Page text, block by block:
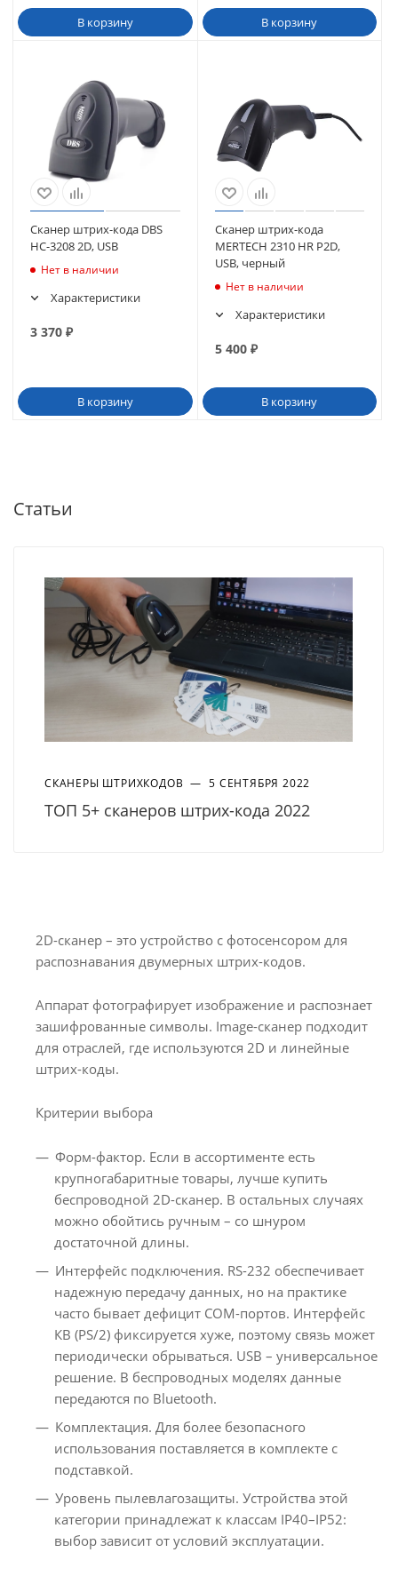
В корзину В корзину
Сканер штрих-кода DBS
HC-3208 2D, USB
Нет в наличии
Характеристики
3 370 ₽
В корзину
Сканер штрих-кода
MERTECH 2310 HR P2D,
USB, черный
Нет в наличии
Характеристики
5 400₽
В корзину
Статьи
СКАНЕРЫ ШТРИХКОДОВ — 5 СЕНТЯБРЯ 2022
ТОП 5+ сканеров штрих-кода 2022
2D-сканер – это устройство с фотосенсором для
распознавания двумерных штрих-кодов.
Аппарат фотографирует изображение и распознает
зашифрованные символы. Image-сканер подходит
для отраслей, где используются 2D и линейные
штрих-коды.
Критерии выбора
Форм-фактор. Если в ассортименте есть
крупногабаритные товары, лучше купить
беспроводной 2D-сканер. В остальных случаях
можно обойтись ручным – со шнуром
достаточной длины.
Интерфейс подключения. RS-232 обеспечивает
надежную передачу данных, но на практике
часто бывает дефицит СОМ-портов. Интерфейс
КВ (PS/2) фиксируется хуже, поэтому связь может
периодически обрываться. USB – универсальное
решение. В беспроводных моделях данные
передаются по Bluetooth.
Комплектация. Для более безопасного
использования поставляется в комплекте с
подставкой.
Уровень пылевлагозащиты. Устройства этой
категории принадлежат к классам IP40–IP52:
выбор зависит от условий эксплуатации.